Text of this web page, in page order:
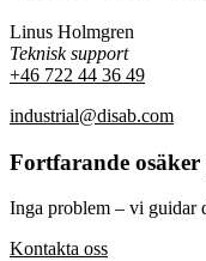
Linus Holmgren
Teknisk support
+46 722 44 36 49
industrial@disab.com
Fortfarande
Inga problem – vi guidar
Kontakta oss